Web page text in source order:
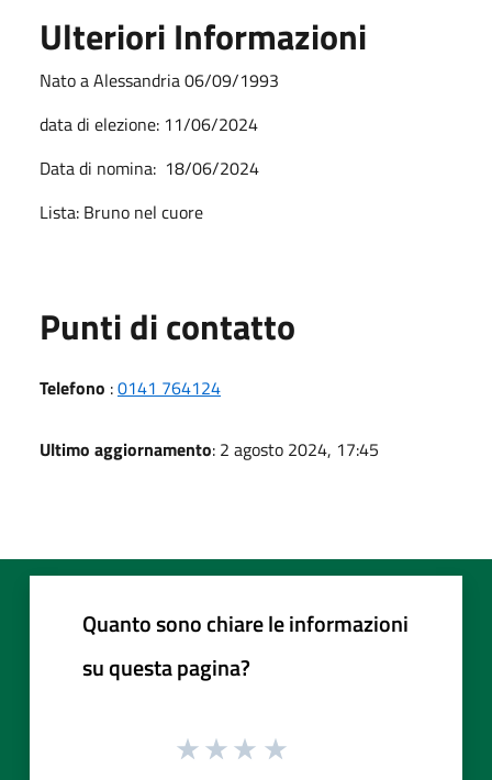
Ulteriori Informazioni
Nato a Alessandria 06/09/1993
data di elezione: 11/06/2024
Data di nomina: 18/06/2024
Lista: Bruno nel cuore
Punti di contatto
Telefono :0141 764124
Ultimo aggiornamento: 2 agosto 2024, 17:45
Quanto sono chiare le informazioni
su questa pagina?